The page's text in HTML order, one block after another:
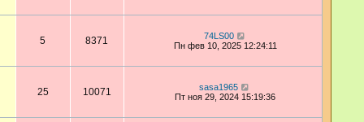
5 8371
74LS00
Пн фев 10, 2025 12:24:11
25 10071
sasa1965
Пт ноя 29, 2024 15:19:36